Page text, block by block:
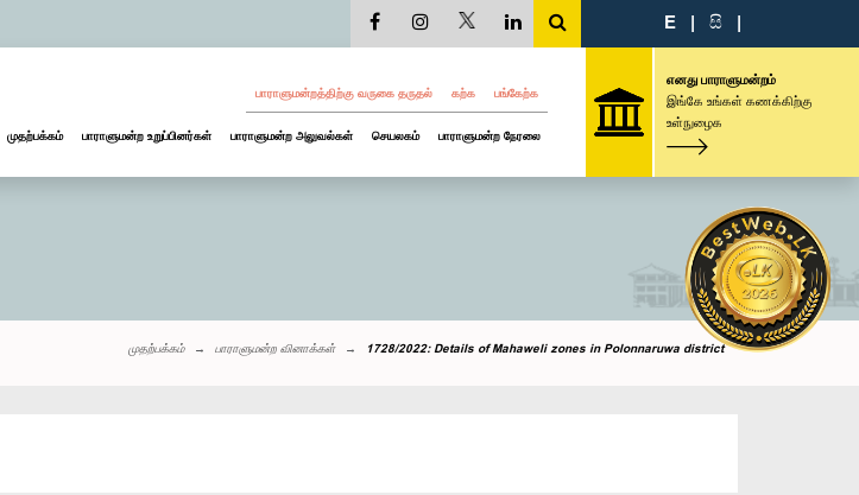
E | සි |
பாராளுமன்றத்திற்கு வருகை தருதல் கற்க பங்கேற்க
முதற்பக்கம் பாராளுமன்ற உறுப்பினர்கள் பாராளுமன்ற அலுவல்கள் செயலகம் பாராளுமன்ற நேரலை
எனது பாராளுமன்றம்
இங்கே உங்கள் கணக்கிற்கு
உள்நுழைக
முதற்பக்கம் பாராளுமன்ற வினாக்கள் 1728/2022: Details of Mahaweli zones in Polonnaruwa district